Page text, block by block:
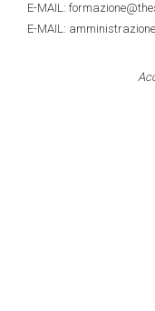
E-MAIL:
E-MAIL: